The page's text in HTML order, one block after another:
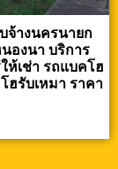
จ้างนครนายก
องนา บริการ
ห้เช่า รถแบคโฮ
ฮรับเหมา ราคา